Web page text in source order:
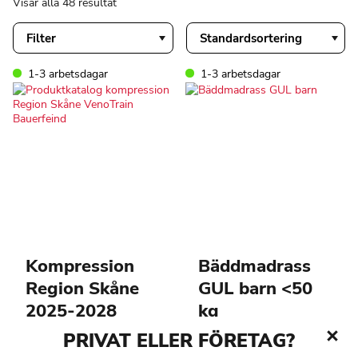
Filter
1-3 arbetsdagar
Kompression
Region Skåne
2025-2028
Gäller avtal 2024-O001865
VenoTrain produkter i
1-3 arbetsdagar
Bäddmadrass
GUL barn <50
kg
PRIVAT ELLER FÖRETAG?